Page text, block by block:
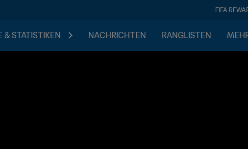
FIFA
& STATISTIKEN NACHRICHTEN RANGLISTEN